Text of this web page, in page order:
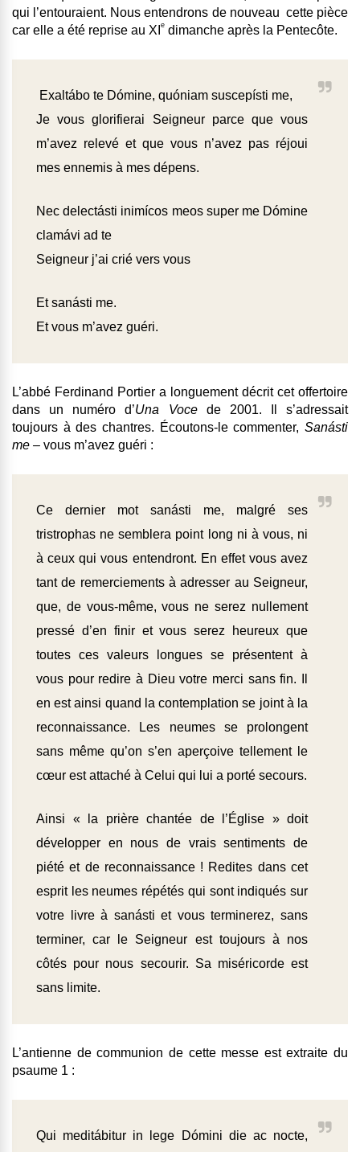
qui l’entouraient. Nous entendrons de nouveau cette pièce
car elle a été reprise au XI e dimanche après la Pentecôte.
Exaltábo te Dómine, quóniam suscepísti me,
Je vous glorifierai Seigneur parce que vous
m’avez relevé et que vous n’avez pas réjoui
mes ennemis à mes dépens.
Nec delectásti inimícos meos super me Dómine
clamávi ad te
Seigneur j’ai crié vers vous
Et sanásti me.
Et vous m’avez guéri.
L’abbé Ferdinand Portier a longuement décrit cet offertoire
dans un numéro d’Una Vocede 2001. Il s’adressait
toujours à des chantres. Écoutons-le commenter, Sanásti
me – vous m’avez guéri :
Ce dernier mot sanásti me, malgré ses
tristrophas ne semblera point long ni à vous, ni
à ceux qui vous entendront. En effet vous avez
tant de remerciements à adresser au Seigneur,
que, de vous-même, vous ne serez nullement
pressé d’en finir et vous serez heureux que
toutes ces valeurs longues se présentent à
vous pour redire à Dieu votre merci sans fin. Il
en est ainsi quand la contemplation se joint à la
reconnaissance. Les neumes se prolongent
sans même qu’on s’en aperçoive tellement le
cœur est attaché à Celui qui lui a porté secours.
Ainsi « la prière chantée de l’Église » doit
développer en nous de vrais sentiments de
piété et de reconnaissance ! Redites dans cet
esprit les neumes répétés qui sont indiqués sur
votre livre à sanásti et vous terminerez, sans
terminer, car le Seigneur est toujours à nos
côtés pour nous secourir. Sa miséricorde est
sans limite.
L’antienne de communion de cette messe est extraite du
psaume 1 :
Qui meditábitur in lege Dómini die ac nocte,